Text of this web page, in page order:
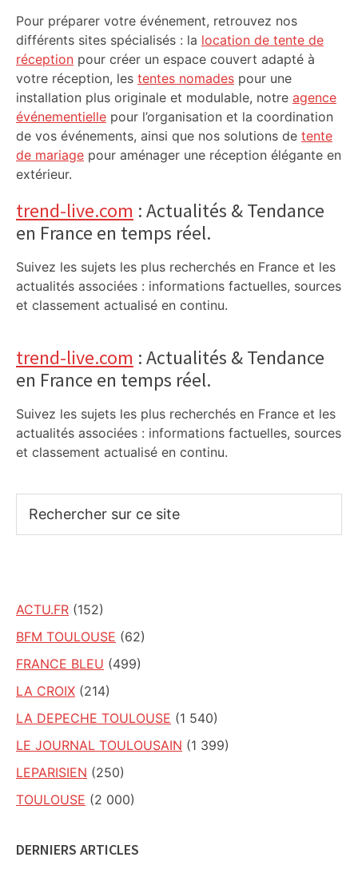
Pour préparer votre événement, retrouvez nos
différents sites spécialisés : la location de tente de
réception pour créer un espace couvert adapté à
votre réception, les tentes nomades pour une
installation plus originale et modulable, notre agence
événementielle pour l’organisation et la coordination
de vos événements, ainsi que nos solutions de tente
de mariage pour aménager une réception élégante en
extérieur.
trend-live.com : Actualités & Tendance
en France en temps réel.
Suivez les sujets les plus recherchés en France et les
actualités associées : informations factuelles, sources
et classement actualisé en continu.
trend-live.com : Actualités & Tendance
en France en temps réel.
Suivez les sujets les plus recherchés en France et les
actualités associées : informations factuelles, sources
et classement actualisé en continu.
sur
ACTU.FR (152)
BFM TOULOUSE (62)
FRANCE BLEU (499)
LA CROIX (214)
LA DEPECHE TOULOUSE (1 540)
LE JOURNAL TOULOUSAIN (1 399)
LEPARISIEN (250)
TOULOUSE (2 000)
DERNIERS ARTICLES